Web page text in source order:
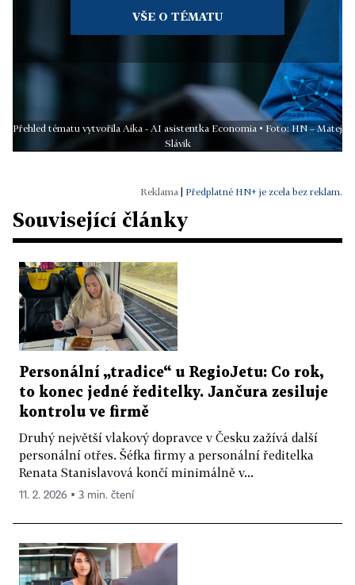
VŠE O TÉMATU
Přehled tématu vytvořila Aika - AI asistentka Economia • Foto: HN – Matej
Slávik
| Předplatné HN+ je zcela bez reklam.
Související články
Personální „tradice“ u RegioJetu: Co rok,
to konec jedné ředitelky. Jančura zesiluje
kontrolu ve firmě
Druhý největší vlakový dopravce v Česku zažívá další
personální otřes. Šéfka firmy a personální ředitelka
Renata Stanislavová končí minimálně v...
11. 2. 2026 ▪ 3 min. čtení